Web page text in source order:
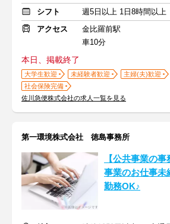
シフト
週5日以上 1日8時間以上
アクセス
金比羅前駅
車10分
本日、掲載終了
大学生歓迎 未経験者歓迎 主婦(夫)歓迎
社会保険完備
佐川急便株式会社の求人一覧を見る
第一環境株式会社 徳島事務所
【公共事業の
事業のお仕事
勤務OK♪